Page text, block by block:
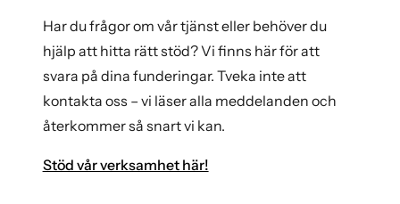
Har du frågor om vår tjänst eller behöver du
hjälp att hitta rätt stöd? Vi finns här för att
svara på dina funderingar. Tveka inte att
kontakta oss – vi läser alla meddelanden och
återkommer så snart vi kan.
Stöd vår verksamhet här!